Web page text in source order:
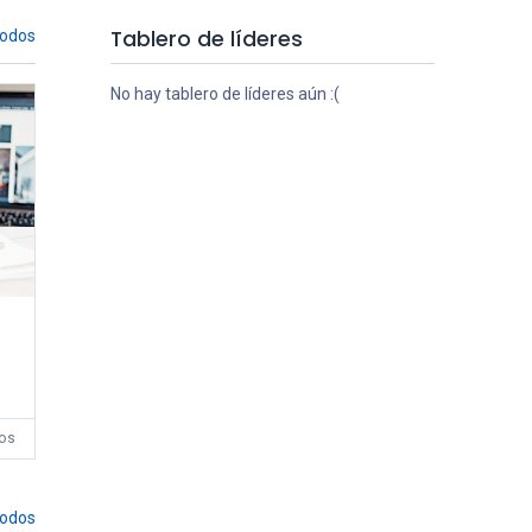
Tablero de líderes
No hay tablero de líderes aún :(